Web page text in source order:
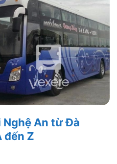
Nghệ An từ Đà
đến Z